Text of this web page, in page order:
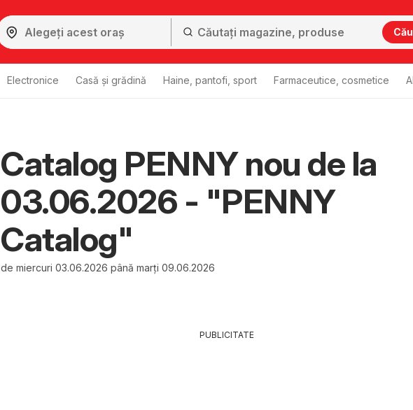
Electronice Casă și grădină Haine, pantofi, sport Farmaceutice, cosmetice
Catalog PENNY nou de la
03.06.2026 - "PENNY
Catalog"
de miercuri 03.06.2026 până marți 09.06.2026
PUBLICITATE